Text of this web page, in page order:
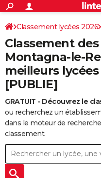
ACTUALITÉS
Politique
Société
Faits Divers
Education
Monde
Villes
+
SPORT
Coupe du monde 2026
Football
Tennis
Cyclisme
Rugby
Forum
Programme TV
TNT
Streaming
Cinéma
Sorties cinéma
Musique
+
FINANCE
Retraite
Impôts
Epargne
Immobilier
Risques naturels par ville
Banque
Assurance
Crédit
AUTO
Réserver un essai
Citadines
Berlines
Forum auto
HIGH-TECH
BRICOLAGE
Aménagement intérieur
Cuisine
Jardinage
+ WEEK-END
Guides de France
Escapades
Patrimoine
Expositions
Musées
Week-end nature
+
LIFESTYLE
Classement lycées 2026
Classement
Montagna-le-
meilleurs lycées
[PUBLIE]
GRATUIT - Découvrez le
ou recherchez un
dans le moteur de
classement.